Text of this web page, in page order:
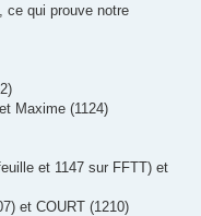
ce qui prouve notre
Maxime (1124)
et 1147 sur FFTT) et
et COURT (1210)